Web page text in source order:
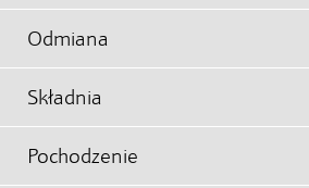
Odmiana
Składnia
Pochodzenie